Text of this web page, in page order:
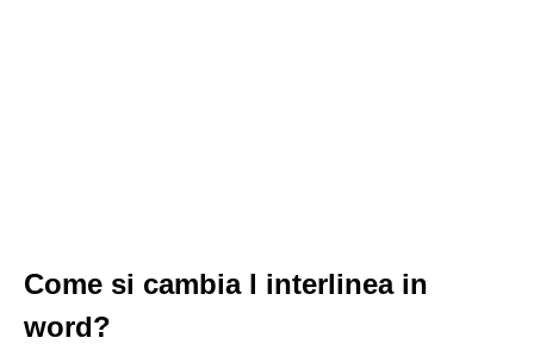
Come si cambia l interlinea in
word?